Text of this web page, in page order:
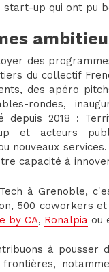
start-up qui ont pu
des
du collectif
des apéro
rondes,
depuis 2018 :
et acteurs
nouveaux
capacité à
à Grenoble,
500 coworkers
by CA, Ronalpia ou
à